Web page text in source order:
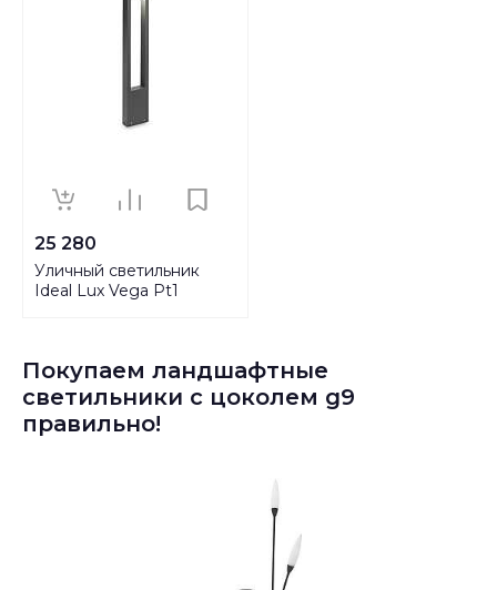
25 280
Уличный светильник
Ideal Lux Vega Pt1
Покупаем ландшафтные
светильники с цоколем g9
правильно!